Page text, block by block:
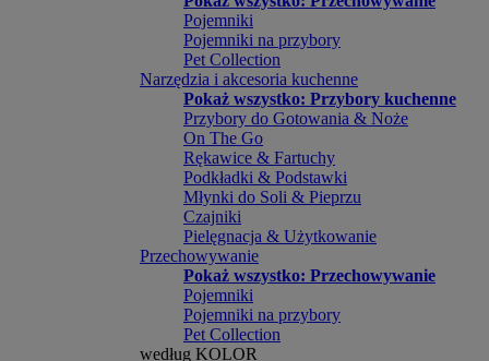
Pojemniki
Pojemniki na przybory
Pet Collection
Narzędzia i akcesoria kuchenne
Pokaż wszystko: Przybory kuchenne
Przybory do Gotowania & Noże
On The Go
Rękawice & Fartuchy
Podkładki & Podstawki
Młynki do Soli & Pieprzu
Czajniki
Pielęgnacja & Użytkowanie
Przechowywanie
Pokaż wszystko: Przechowywanie
Pojemniki
Pojemniki na przybory
Pet Collection
według KOLOR